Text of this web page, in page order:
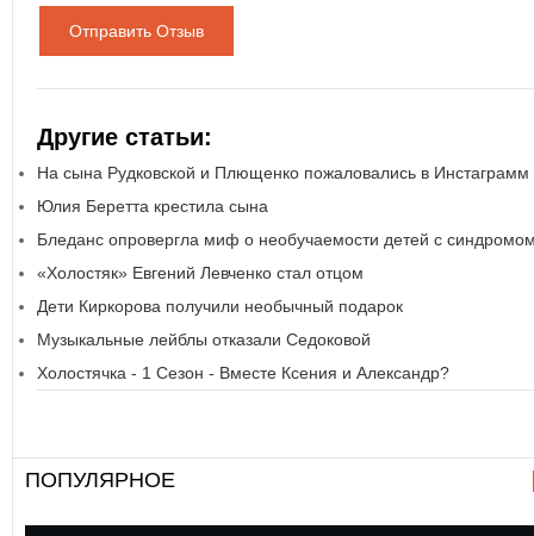
Отправить Отзыв
Другие статьи:
На сына Рудковской и Плющенко пожаловались в Инстаграмм
Юлия Беретта крестила сына
Бледанс опровергла миф о необучаемости детей с
«Холостяк» Евгений Левченко стал отцом
Дети Киркорова получили необычный подарок
Музыкальные лейблы отказали Седоковой
Холостячка - 1 Сезон - Вместе Ксения и Александр?
ПОПУЛЯРНОЕ